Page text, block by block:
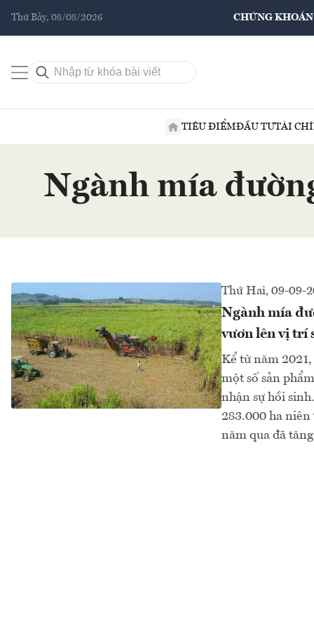
Thứ Bảy, 08/08/2026 CHỨNG KHOÁN
TIÊU ĐIỂMĐẦU TƯTÀI
Ngành mía
Thứ Hai, 09-09-
Ngành mía
vươn lên vị trí
Kể từ năm
một số sản
nhận sự hồi
283.000 ha niên
năm qua đã